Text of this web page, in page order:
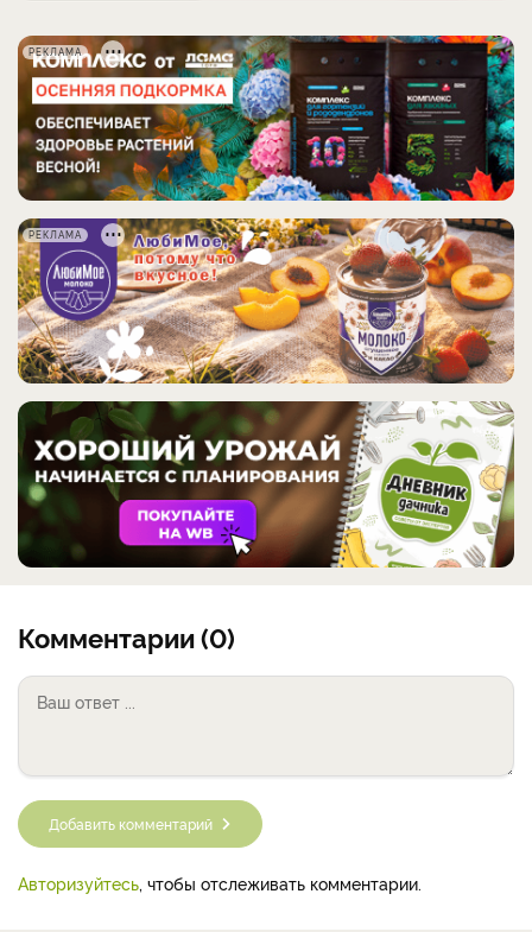
РЕКЛАМА
РЕКЛАМА
Комментарии (0)
Добавить комментарий
Авторизуйтесь , чтобы отслеживать комментарии.